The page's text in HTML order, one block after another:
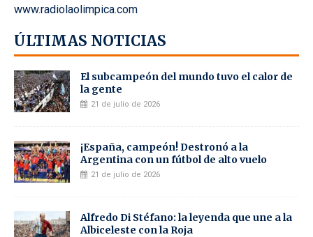
www.radiolaolimpica.com
ÚLTIMAS NOTICIAS
El subcampeón del mundo tuvo el calor de
la gente
21 de julio de 2026
¡España, campeón! Destronó a la
Argentina con un fútbol de alto vuelo
21 de julio de 2026
Alfredo Di Stéfano: la leyenda que une a la
Albiceleste con la Roja